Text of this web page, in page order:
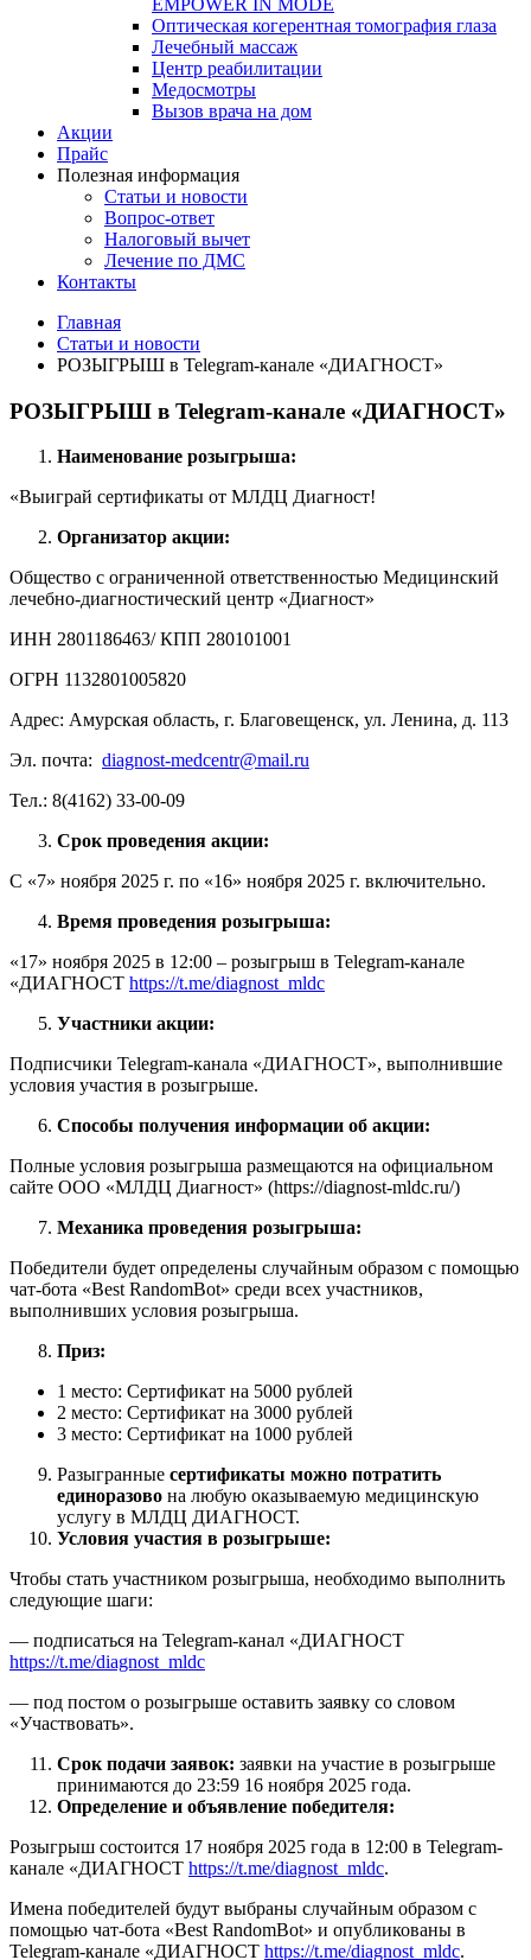
EMPOWER IN MODE
Оптическая когерентная томография глаза
Лечебный массаж
Центр реабилитации
Медосмотры
Вызов врача на дом
Акции
Прайс
Полезная информация
Статьи и новости
Вопрос-ответ
Налоговый вычет
Лечение по ДМС
Контакты
Главная
Статьи и новости
РОЗЫГРЫШ в Telegram-канале «ДИАГНОСТ»
РОЗЫГРЫШ в Telegram-канале «ДИАГНОСТ»
Наименование розыгрыша:
«Выиграй сертификаты от МЛДЦ Диагност!
Организатор акции:
Общество с ограниченной ответственностью Медицинский
лечебно-диагностический центр «Диагност»
ИНН 2801186463/ КПП 280101001
ОГРН 1132801005820
Адрес: Амурская область, г. Благовещенск, ул. Ленина, д. 113
Эл. почта: diagnost-medcentr@mail.ru
Тел.: 8(4162) 33-00-09
Срок проведения акции:
С «7» ноября 2025 г. по «16» ноября 2025 г. включительно.
Время проведения розыгрыша:
«17» ноября 2025 в 12:00 – розыгрыш в Telegram-канале
«ДИАГНОСТ https://t.me/diagnost_mldc
Участники акции:
Подписчики Telegram-канала «ДИАГНОСТ», выполнившие
условия участия в розыгрыше.
Способы получения информации об акции:
Полные условия розыгрыша размещаются на официальном
сайте ООО «МЛДЦ Диагност» (https://diagnost-mldc.ru/)
Механика проведения розыгрыша:
Победители будет определены случайным образом с помощью
чат-бота «Best RandomBot» среди всех участников,
выполнивших условия розыгрыша.
Приз:
1 место: Сертификат на 5000 рублей
2 место: Сертификат на 3000 рублей
3 место: Сертификат на 1000 рублей
Разыгранные сертификаты можно потратить
единоразово на любую оказываемую медицинскую
услугу в МЛДЦ ДИАГНОСТ.
Условия участия в розыгрыше:
Чтобы стать участником розыгрыша, необходимо выполнить
следующие шаги:
— подписаться на Telegram-канал «ДИАГНОСТ
https://t.me/diagnost_mldc
— под постом о розыгрыше оставить заявку со словом
«Участвовать».
Срок подачи заявок: заявки на участие в розыгрыше
принимаются до 23:59 16 ноября 2025 года.
Определение и объявление победителя:
Розыгрыш состоится 17 ноября 2025 года в 12:00 в Telegram-
канале «ДИАГНОСТ https://t.me/diagnost_mldc.
Имена победителей будут выбраны случайным образом с
помощью чат-бота «Best RandomBot» и опубликованы в
Telegram-канале «ДИАГНОСТ https://t.me/diagnost_mldc.